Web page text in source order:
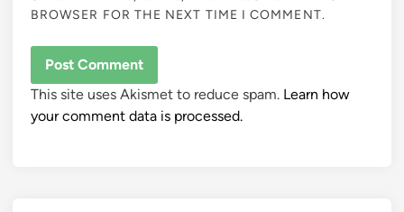
BROWSER FOR THE NEXT TIME I COMMENT.
This site uses Akismet to reduce spam. Learn how
your comment data is processed.